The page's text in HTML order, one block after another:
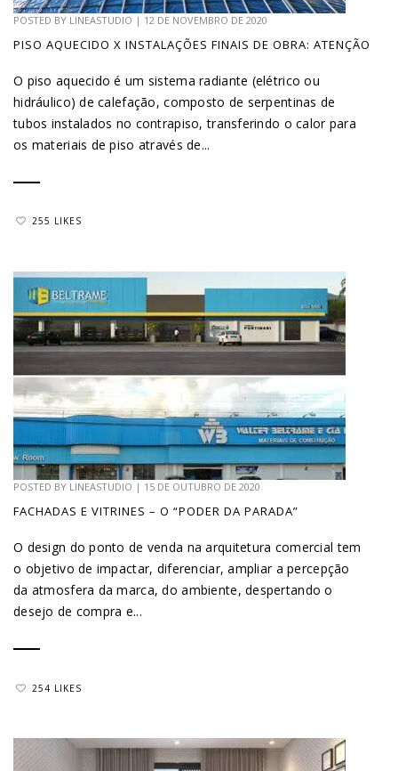
POSTED BY LINEASTUDIO | 12 DE NOVEMBRO DE 2020
PISO AQUECIDO X INSTALAÇÕES FINAIS DE OBRA: ATENÇÃO
O piso aquecido é um sistema radiante (elétrico ou
hidráulico) de calefação, composto de serpentinas de
tubos instalados no contrapiso, transferindo o calor para
os materiais de piso através de...
255 LIKES
POSTED BY LINEASTUDIO | 15 DE OUTUBRO DE 2020
FACHADAS E VITRINES – O “PODER DA PARADA”
O design do ponto de venda na arquitetura comercial tem
o objetivo de impactar, diferenciar, ampliar a percepção
da atmosfera da marca, do ambiente, despertando o
desejo de compra e...
254 LIKES